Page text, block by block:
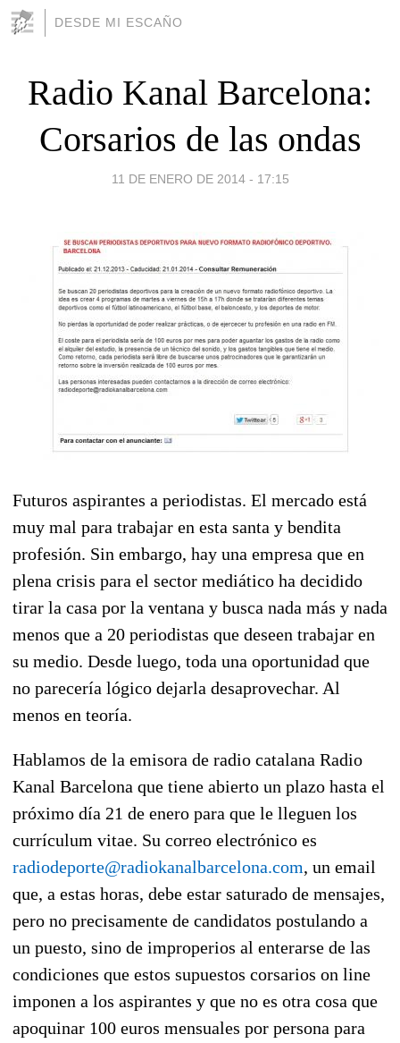
DESDE MI ESCAÑO
Radio Kanal Barcelona:
Corsarios de las ondas
11 DE ENERO DE 2014 - 17:15
Futuros aspirantes a periodistas. El mercado está
muy mal para trabajar en esta santa y bendita
profesión. Sin embargo, hay una empresa que en
plena crisis para el sector mediático ha decidido
tirar la casa por la ventana y busca nada más y nada
menos que a 20 periodistas que deseen trabajar en
su medio. Desde luego, toda una oportunidad que
no parecería lógico dejarla desaprovechar. Al
menos en teoría.
Hablamos de la emisora de radio catalana Radio
Kanal Barcelona que tiene abierto un plazo hasta el
próximo día 21 de enero para que le lleguen los
currículum vitae. Su correo electrónico es
radiodeporte@radiokanalbarcelona.com, un email
que, a estas horas, debe estar saturado de mensajes,
pero no precisamente de candidatos postulando a
un puesto, sino de improperios al enterarse de las
condiciones que estos supuestos corsarios on line
imponen a los aspirantes y que no es otra cosa que
apoquinar 100 euros mensuales por persona para